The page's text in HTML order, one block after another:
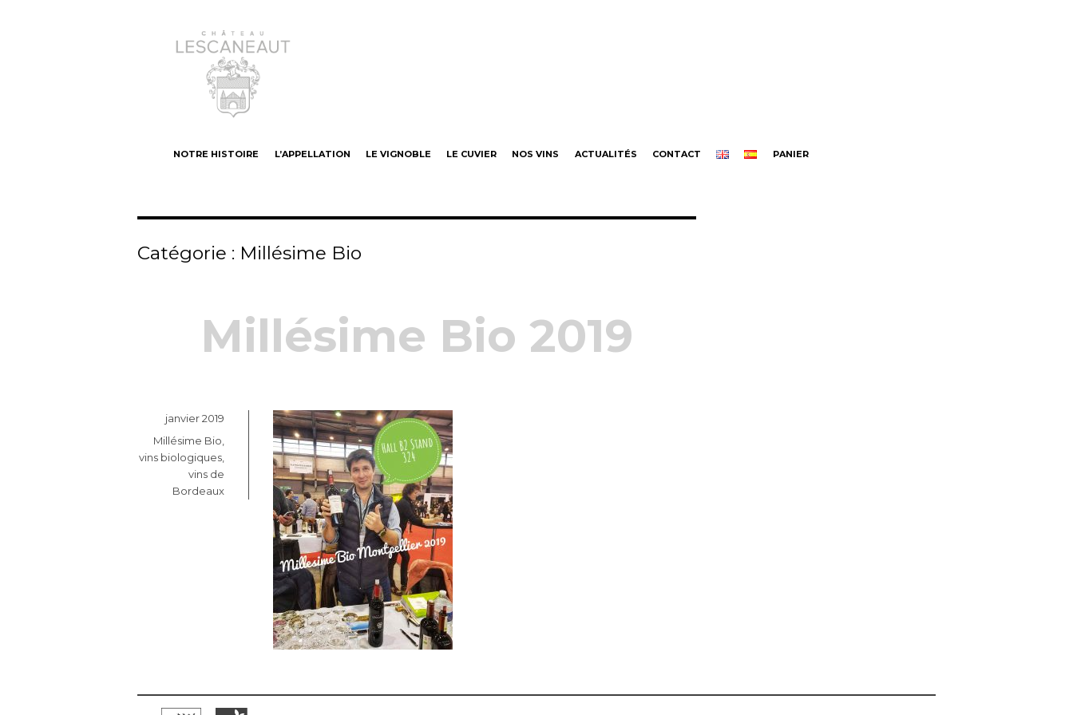
Château Lescaneaut
NOTRE HISTOIRE L’APPELLATION LE VIGNOBLE LE CUVIER NOS VINS ACTUALITÉS CONTACT PANIER
Catégorie : Millésime Bio
Millésime Bio 2019
Publié
le
janvier 2019
Catégories
Millésime Bio
vins biologiques
vins de
Bordeaux